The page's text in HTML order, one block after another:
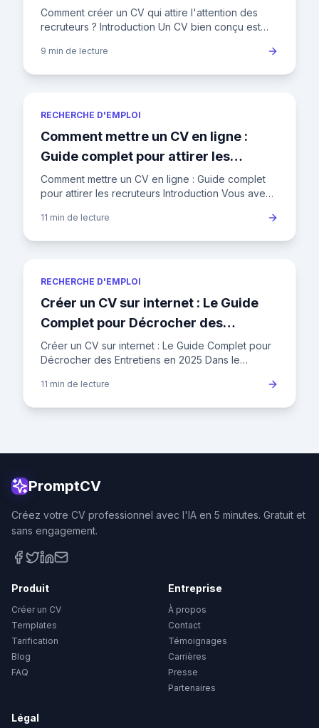
Comment créer un CV qui attire l'attention des
recruteurs ? Introduction Un CV bien conçu est
Mais avec les r
9 min de lecture
RECHERCHE D'EMPLOI
Comment mettre un CV en ligne :
Guide complet pour attirer les
recruteurs
Comment mettre un CV en ligne : Guide complet
pour attirer les recruteurs Introduction Vous avez
ordinateur ? Pu
11 min de lecture
RECHERCHE D'EMPLOI
Créer un CV sur internet : Le Guide
Complet pour Décrocher des
Entretiens en 2025
Créer un CV sur internet : Le Guide Complet pour
Décrocher des Entretiens en 2025 Dans le
votre CV n'est plus un si
11 min de lecture
PromptCV
Créez votre CV professionnel avec l'IA en 5 minutes. Gratuit et
sans engagement.
Produit
Créer un CV
Templates
Tarification
Blog
FAQ
Entreprise
À propos
Contact
Témoignages
Carrières
Presse
Partenaires
Légal